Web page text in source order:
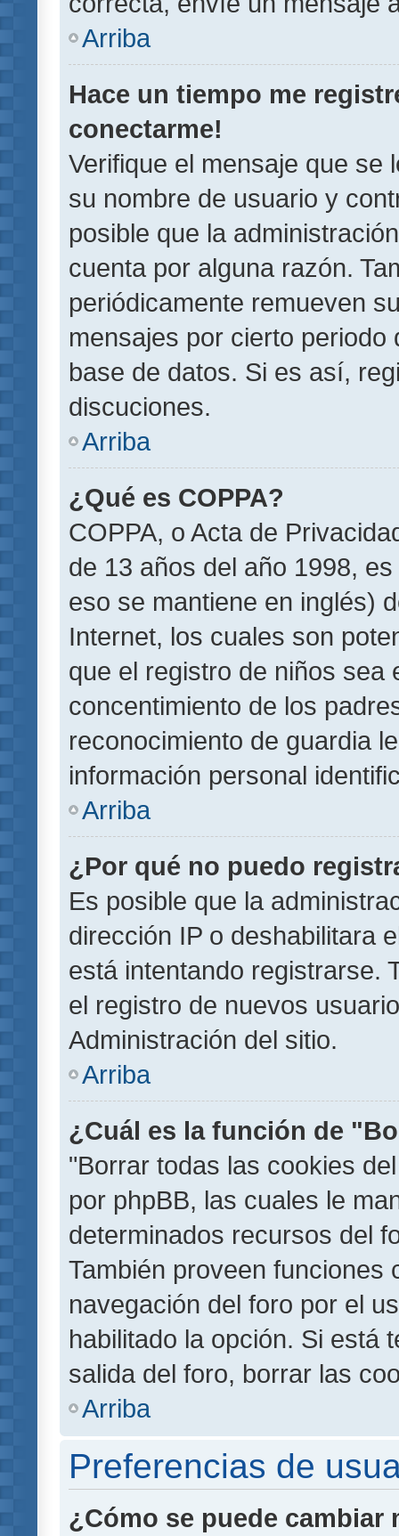
Arriba
Hace un tiempo me
conectarme!
Verifique el mensaje que se
su nombre de usuario y
posible que la
cuenta por alguna razón.
periódicamente remueven
mensajes por cierto
base de datos. Si es así,
discuciones.
Arriba
¿Qué es COPPA?
COPPA, o Acta de
de 13 años del año 1998,
eso se mantiene en inglés)
Internet, los cuales son
que el registro de niños sea
concentimiento de los
reconocimiento de guardia
información personal
Arriba
¿Por qué no puedo
Es posible que la
dirección IP o deshabilitara
está intentando registrarse.
el registro de nuevos
Administración del sitio.
Arriba
¿Cuál es la función de
"Borrar todas las cookies
por phpBB, las cuales le
determinados recursos del
También proveen funciones
navegación del foro por el
habilitado la opción. Si está
salida del foro, borrar las
Arriba
Preferencias de
¿Cómo se puede